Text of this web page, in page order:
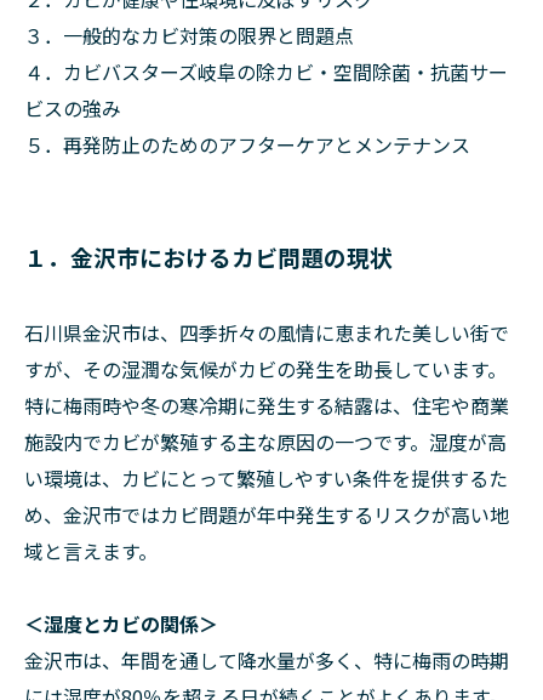
３．一般的なカビ対策の限界と問題点
４．カビバスターズ岐阜の除カビ・空間除菌・抗菌サー
ビスの強み
５．再発防止のためのアフターケアとメンテナンス
１．金沢市におけるカビ問題の現状
石川県金沢市は、四季折々の風情に恵まれた美しい街で
すが、その湿潤な気候がカビの発生を助長しています。
特に梅雨時や冬の寒冷期に発生する結露は、住宅や商業
施設内でカビが繁殖する主な原因の一つです。湿度が高
い環境は、カビにとって繁殖しやすい条件を提供するた
め、金沢市ではカビ問題が年中発生するリスクが高い地
域と言えます。
＜湿度とカビの関係＞
金沢市は、年間を通して降水量が多く、特に梅雨の時期